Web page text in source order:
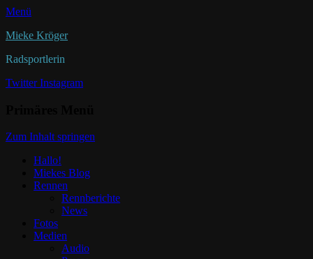
Menü
Mieke Kröger
Radsportlerin
Twitter Instagram
Zum Inhalt springen
Hallo!
Miekes Blog
Rennen
Rennberichte
News
Fotos
Medien
Audio